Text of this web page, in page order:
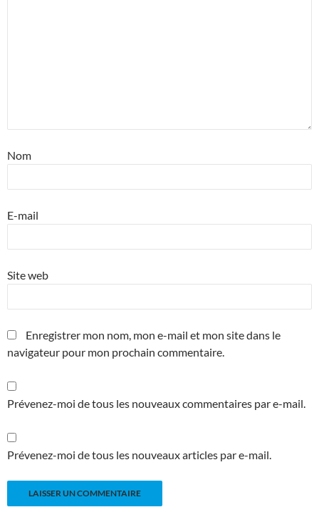
Nom
E-mail
Site web
Enregistrer mon nom, mon e-mail et mon site dans le
navigateur pour mon prochain commentaire.
Prévenez-moi de tous les nouveaux commentaires par e-mail.
Prévenez-moi de tous les nouveaux articles par e-mail.